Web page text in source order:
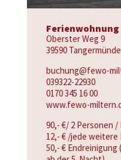
Oberster Weg 9
39590
buchung@fewo-
039322-22930
0170 345 16 00
www.fewo-
90,- €/ 2 Personen /
12,- € /jede
50,- €